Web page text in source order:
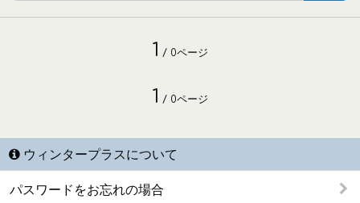
1 / 0ページ
1 / 0ページ
ウィンタープラスについて
パスワードをお忘れの場合